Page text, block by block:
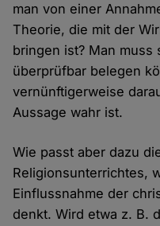
man von einer
Theorie, die mit der
bringen ist? Man muss
überprüfbar belegen
vernünftigerweise
Aussage wahr ist.
Wie passt aber dazu
Religionsunterrichtes,
Einflussnahme der
denkt. Wird etwa z. B.